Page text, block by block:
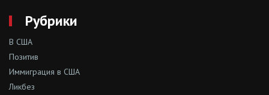
Рубрики
В США
Позитив
Иммиграция в США
Ликбез